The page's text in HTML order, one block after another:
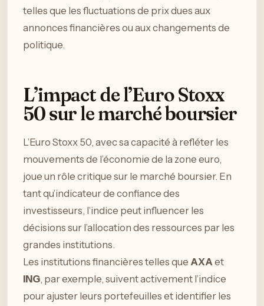
telles que les fluctuations de prix dues aux
annonces financières ou aux changements de
politique.
L’impact de l’Euro Stoxx
50 sur le marché boursier
L’Euro Stoxx 50, avec sa capacité à refléter les
mouvements de l’économie de la zone euro,
joue un rôle critique sur le marché boursier. En
tant qu’indicateur de confiance des
investisseurs, l’indice peut influencer les
décisions sur l’allocation des ressources par les
grandes institutions.
Les institutions financières telles que AXA et
ING, par exemple, suivent activement l’indice
pour ajuster leurs portefeuilles et identifier les